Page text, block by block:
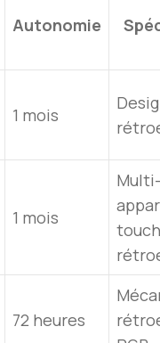
Autonomie
1 mois
1 mois
Multi-
72 heures